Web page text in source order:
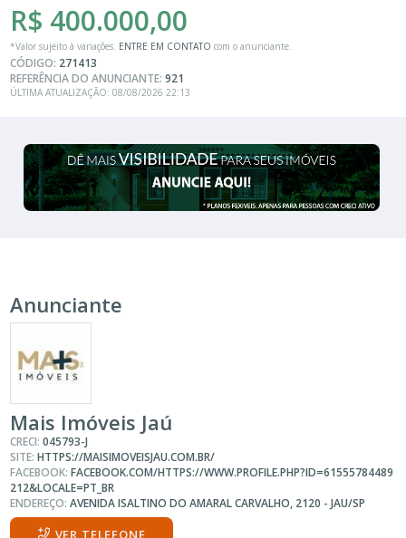
R$ 400.000,00
*Valor sujeito à variações. ENTRE EM CONTATO com o anunciante.
CÓDIGO: 271413
REFERÊNCIA DO ANUNCIANTE:921
ÚLTIMA ATUALIZAÇÃO: 08/08/2026 22:13
Anunciante
Mais Imóveis Jaú
CRECI:045793-J
SITE:HTTPS://MAISIMOVEISJAU.COM.BR/
FACEBOOK:FACEBOOK.COM/HTTPS://WWW.PROFILE.PHP?ID=61555784489
212&LOCALE=PT_BR
ENDEREÇO:AVENIDA ISALTINO DO AMARAL CARVALHO, 2120 - JAU/SP
VER TELEFONE